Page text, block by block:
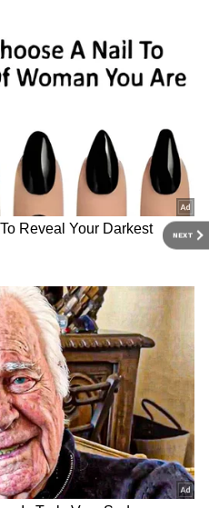
NEXT